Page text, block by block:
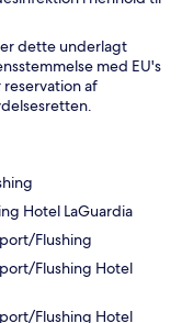
dette underlagt
med EU's
af
Hotel LaGuardia
Flushing
Flushing Hotel
Flushing Hotel